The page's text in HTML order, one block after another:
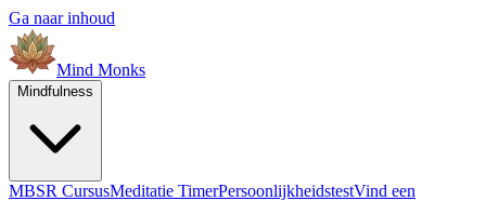
Ga naar inhoud
Mind Monks
Mindfulness
MBSR CursusMeditatie TimerPersoonlijkheidstestVind een